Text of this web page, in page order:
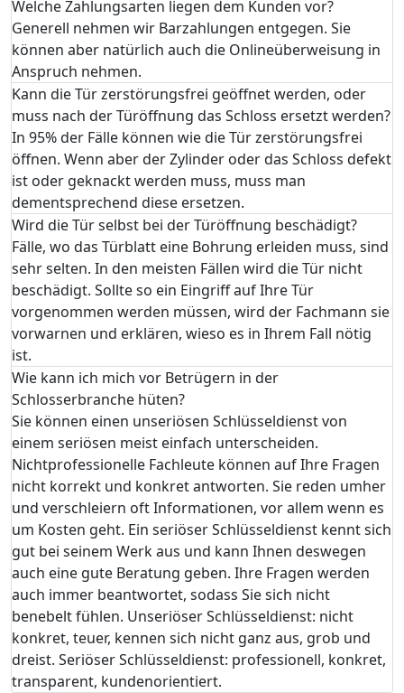
Welche Zahlungsarten liegen dem Kunden vor?
Generell nehmen wir Barzahlungen entgegen. Sie
können aber natürlich auch die Onlineüberweisung in
Anspruch nehmen.
Kann die Tür zerstörungsfrei geöffnet werden, oder
muss nach der Türöffnung das Schloss ersetzt werden?
In 95% der Fälle können wie die Tür zerstörungsfrei
öffnen. Wenn aber der Zylinder oder das Schloss defekt
ist oder geknackt werden muss, muss man
dementsprechend diese ersetzen.
Wird die Tür selbst bei der Türöffnung beschädigt?
Fälle, wo das Türblatt eine Bohrung erleiden muss, sind
sehr selten. In den meisten Fällen wird die Tür nicht
beschädigt. Sollte so ein Eingriff auf Ihre Tür
vorgenommen werden müssen, wird der Fachmann sie
vorwarnen und erklären, wieso es in Ihrem Fall nötig
ist.
Wie kann ich mich vor Betrügern in der
Schlosserbranche hüten?
Sie können einen unseriösen Schlüsseldienst von
einem seriösen meist einfach unterscheiden.
Nichtprofessionelle Fachleute können auf Ihre Fragen
nicht korrekt und konkret antworten. Sie reden umher
und verschleiern oft Informationen, vor allem wenn es
um Kosten geht. Ein seriöser Schlüsseldienst kennt sich
gut bei seinem Werk aus und kann Ihnen deswegen
auch eine gute Beratung geben. Ihre Fragen werden
auch immer beantwortet, sodass Sie sich nicht
benebelt fühlen. Unseriöser Schlüsseldienst: nicht
konkret, teuer, kennen sich nicht ganz aus, grob und
dreist. Seriöser Schlüsseldienst: professionell, konkret,
transparent, kundenorientiert.